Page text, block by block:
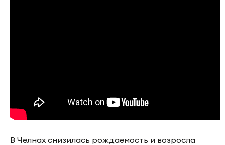
В Челнах снизилась рождаемость и возросла